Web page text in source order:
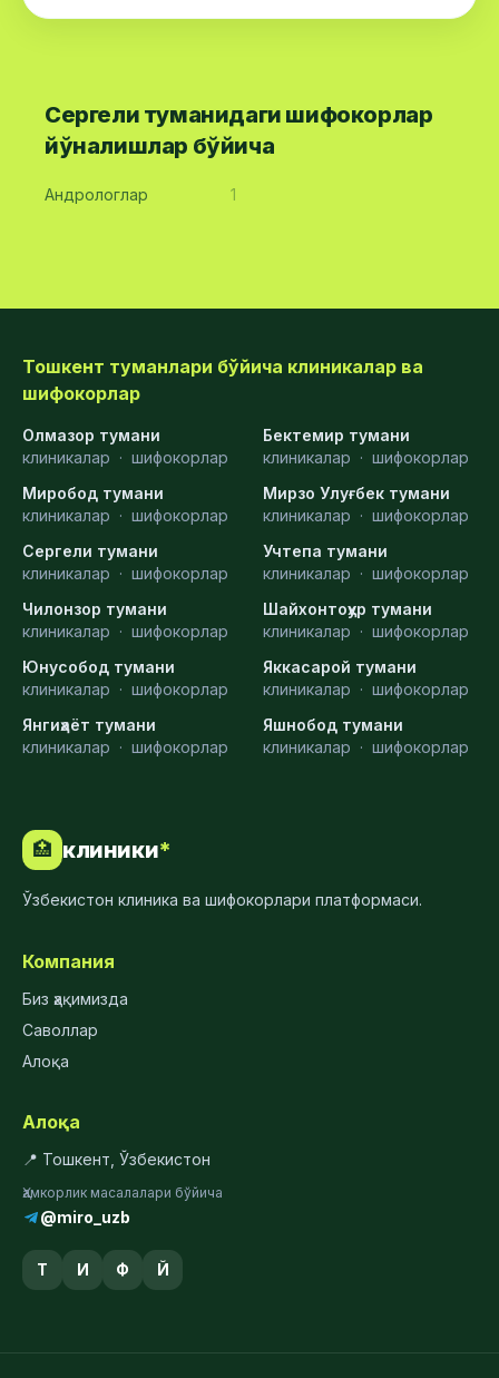
Сергели туманидаги шифокорлар
йўналишлар бўйича
Андрологлар 1
Тошкент туманлари бўйича клиникалар ва
шифокорлар
Олмазор тумани
клиникалар · шифокорлар
Бектемир тумани
клиникалар · шифокорлар
Миробод тумани
клиникалар · шифокорлар
Мирзо Улуғбек тумани
клиникалар · шифокорлар
Сергели тумани
клиникалар · шифокорлар
Учтепа тумани
клиникалар · шифокорлар
Чилонзор тумани
клиникалар · шифокорлар
Шайхонтоҳур тумани
клиникалар · шифокорлар
Юнусобод тумани
клиникалар · шифокорлар
Яккасарой тумани
клиникалар · шифокорлар
Янгиҳаёт тумани
клиникалар · шифокорлар
Яшнобод тумани
клиникалар · шифокорлар
🏥 клиники*
Ўзбекистон клиника ва шифокорлари платформаси.
Компания
Биз ҳақимизда
Саволлар
Алоқа
Алоқа
📍 Тошкент, Ўзбекистон
Ҳамкорлик масалалари бўйича
@miro_uzb
Т И Ф Й